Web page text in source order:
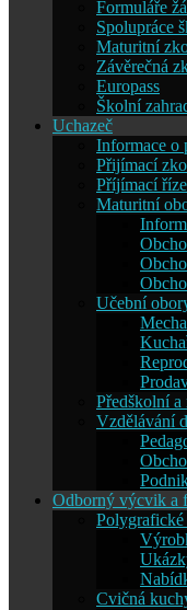
Formuláře
Spolupráce
Maturitní
Závěrečná
Europass
Školní
Uchazeč
Informace o
Přijímací
Příjímací
Maturitní
Učební
Předškolní
Vzdělávání
Odborný výcvik a
Polygrafické
Cvičná